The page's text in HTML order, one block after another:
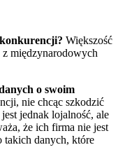
Większość
międzynarodowych
o swoim
nie chcąc szkodzić
jednak lojalność, ale
że ich firma nie jest
takich danych, które